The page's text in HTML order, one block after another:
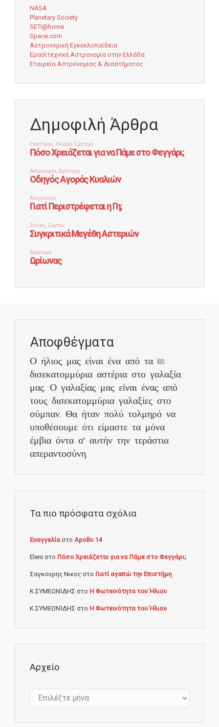
NASA
Planetary Society
SETI@home
Space.com
Αστρονομική Εγκυκλοπαίδεια
Ερασιτεχνική Αστρονομία στην Ελλάδα
Εταιρεία Αστρονομίας & Διαστήματος
Δημοφιλή Άρθρα
Αποφθέγματα
Ο ήλιος μας είναι ένα από τα 100
δισεκατομμύρια αστέρια στο γαλαξία
μας. Ο γαλαξίας μας είναι ένας από
τους δισεκατομμύρια γαλαξίες στο
σύμπαν. Θα ήταν πολύ τολμηρό να
υποθέσουμε ότι είμαστε τα μόνα
έμβια όντα σ’ αυτήν την τεράστια
απεραντοσύνη.
Τα πιο πρόσφατα σχόλια
Ευαγγελίαστο Apollo 14
Eleni στο Πόσο Χρειάζεται για να Πάμε στο Φεγγάρι;
Σαγκουρης Νικος στο Γιατί αγαπώ την Επιστήμη
Κ.ΣΥΜΕΩΝΊΔΗΣ στο Η Φωτεινότητα του Ήλιου
Κ.ΣΥΜΕΩΝΊΔΗΣ στο Η Φωτεινότητα του Ήλιου
Αρχείο